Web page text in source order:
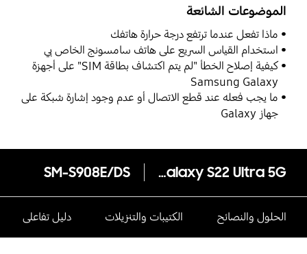
الموضوعات الشائعة
ماذا تفعل عندما ترتفع درجة حرارة هاتفك
استخدام القياس السريع على هاتف سامسونج الخاص بي
كيفية إصلاح الخطأ "لم يتم اكتشاف بطاقة SIM" على أجهزة
Samsung Galaxy
ما يجب فعله عند قطع الاتصال أو عدم وجود إشارة شبكة على
جهاز Galaxy
Galaxy S22 Ultra 5G
SM-S908E/DS
الحلول والنصائح الكتيبات والتنزيلات دليل تفاعلى